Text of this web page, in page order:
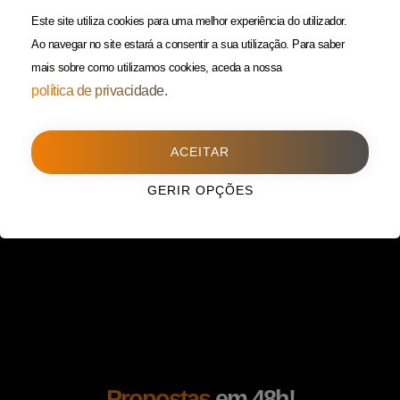
rede fixa)
Porto (Filial)
1588, 2º, sala 304
225 432 051
Política da Privacidade
Este site utiliza cookies para uma melhor experiência do utilizador.
Ao navegar no site estará a consentir a sua utilização. Para saber
mais sobre como utilizamos cookies, aceda a nossa
política de privacidade.
ACEITAR
GERIR OPÇÕES